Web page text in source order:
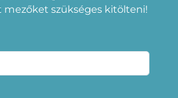
mezőket szükséges kitölteni!